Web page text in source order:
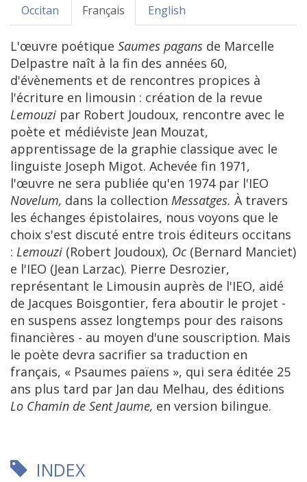
Occitan Français English
L'œuvre poétique Saumes pagans de Marcelle
Delpastre naît à la fin des années 60,
d'évènements et de rencontres propices à
l'écriture en limousin : création de la revue
Lemouzi par Robert Joudoux, rencontre avec le
poète et médiéviste Jean Mouzat,
apprentissage de la graphie classique avec le
linguiste Joseph Migot. Achevée fin 1971,
l'œuvre ne sera publiée qu'en 1974 par l'IEO
Novelum, dans la collection Messatges. À travers
les échanges épistolaires, nous voyons que le
choix s'est discuté entre trois éditeurs occitans
: Lemouzi (Robert Joudoux), Oc(Bernard Manciet)
e l'IEO (Jean Larzac). Pierre Desrozier,
représentant le Limousin auprès de l'IEO, aidé
de Jacques Boisgontier, fera aboutir le projet -
en suspens assez longtemps pour des raisons
financières - au moyen d'une souscription. Mais
le poète devra sacrifier sa traduction en
français, « Psaumes païens », qui sera éditée 25
ans plus tard par Jan dau Melhau, des éditions
Lo Chamin de Sent Jaume, en version bilingue.
INDEX